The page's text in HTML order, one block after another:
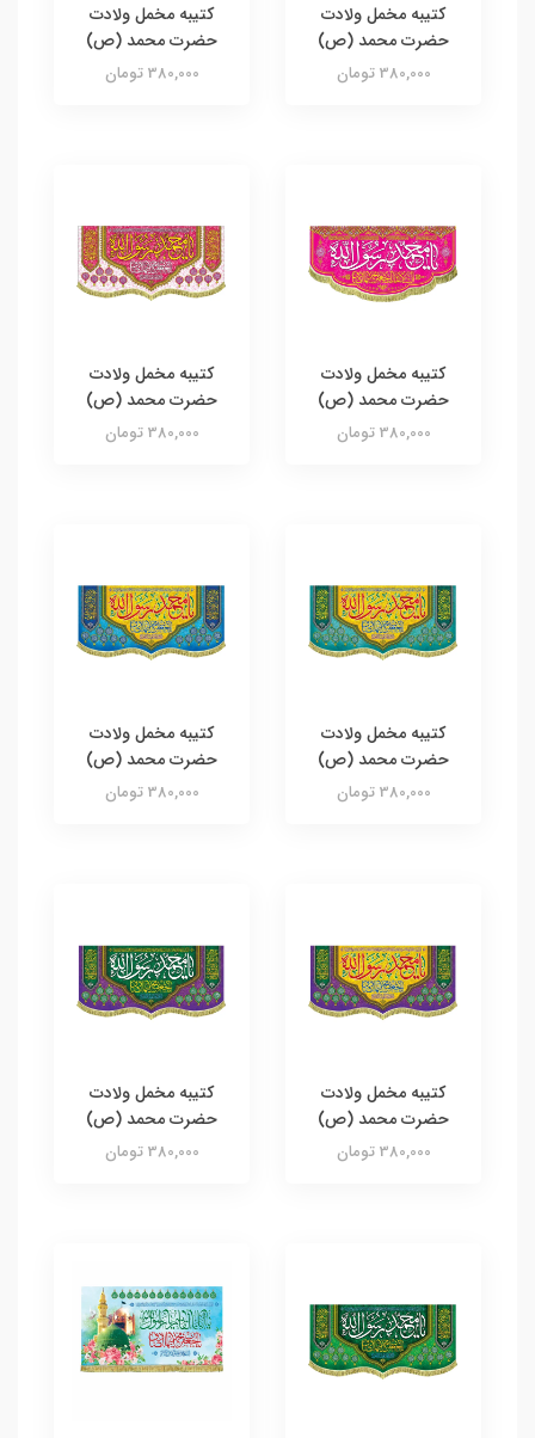
کتیبه مخمل ولادت
حضرت محمد (ص)
380,000 تومان
کتیبه مخمل ولادت
حضرت محمد (ص)
380,000 تومان
کتیبه مخمل ولادت
حضرت محمد (ص)
380,000 تومان
کتیبه مخمل ولادت
حضرت محمد (ص)
380,000 تومان
کتیبه مخمل ولادت
حضرت محمد (ص)
380,000 تومان
کتیبه مخمل ولادت
حضرت محمد (ص)
380,000 تومان
کتیبه مخمل ولادت
حضرت محمد (ص)
380,000 تومان
کتیبه مخمل ولادت
حضرت محمد (ص)
380,000 تومان